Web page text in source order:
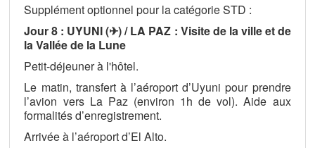
Supplément optionnel pour la catégorie STD :
Jour 8 : UYUNI (✈) / LA PAZ : Visite de la ville et de
la Vallée de la Lune
Petit-déjeuner à l'hôtel.
Le matin, transfert à l’aéroport d’Uyuni pour prendre
l’avion vers La Paz (environ 1h de vol). Aide aux
formalités d’enregistrement.
Arrivée à l’aéroport d’El Alto.